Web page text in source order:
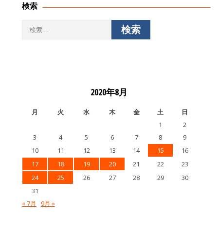
検索
2020年8月
月 火 水 木 金 土
日
1
2
3
4 5 6 7 8
9
10
11 12 13 14 15
16
17
18 19 20 21 22
23
24
25 26 27 28 29
30
31
« 7月
9月 »